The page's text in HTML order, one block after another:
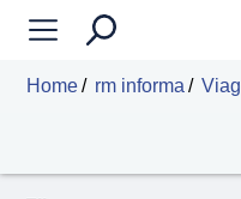
Home rm informa